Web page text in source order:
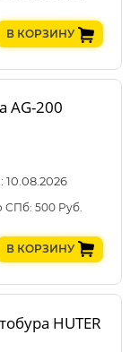
В КОРЗИНУ
AG-200
СПб: 500 Руб.
В КОРЗИНУ
HUTER